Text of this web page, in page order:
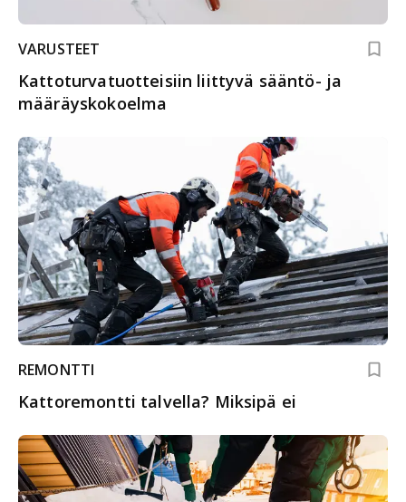
VARUSTEET
Kattoturvatuotteisiin liittyvä sääntö- ja
määräyskokoelma
REMONTTI
Kattoremontti talvella? Miksipä ei